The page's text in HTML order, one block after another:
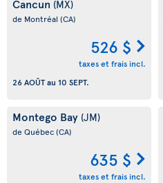
Cancun (MX)
de Montréal (CA)
526 $
taxes et frais incl.
26 AOÛTau 10 SEPT.
Montego Bay (JM)
de Québec(CA)
635 $
taxes et frais incl.